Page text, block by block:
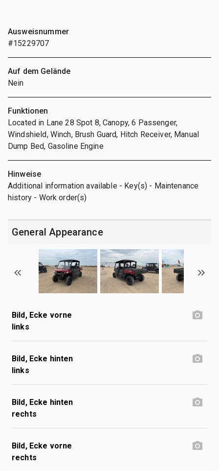
Ausweisnummer
#15229707
Auf dem Gelände
Nein
Funktionen
Located in Lane 28 Spot 8, Canopy, 6 Passenger,
Windshield, Winch, Brush Guard, Hitch Receiver, Manual
Dump Bed, Gasoline Engine
Hinweise
Additional information available - Key(s) - Maintenance
history - Work order(s)
General Appearance
Bild, Ecke vorne
links
Bild, Ecke hinten
links
Bild, Ecke hinten
rechts
Bild, Ecke vorne
rechts